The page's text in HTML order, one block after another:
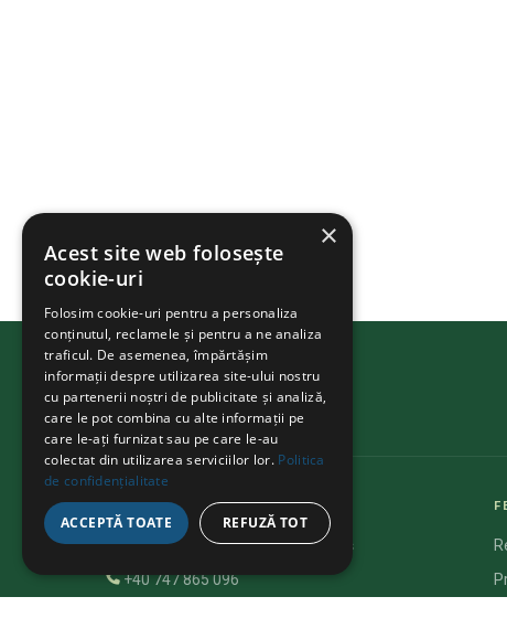
BIKEATHON.ms
KAPCSOLAT
Str. Avram Iancu 37, Târgu Mureș
+40 747 865 096
×
Acest site web folosește
cookie-uri
Folosim cookie-uri pentru a personaliza
conținutul, reclamele și pentru a ne analiza
traficul. De asemenea, împărtășim
informații despre utilizarea site-ului nostru
cu partenerii noștri de publicitate și analiză,
care le pot combina cu alte informații pe
care le-ați furnizat sau pe care le-au
colectat din utilizarea serviciilor lor. Politica
de confidențialitate
ACCEPTĂ TOATE REFUZĂ TOT